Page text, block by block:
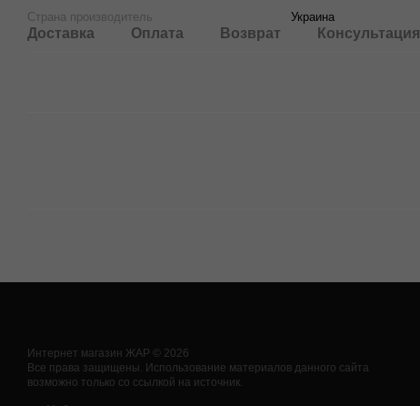
Страна производитель
Украина
Доставка Оплата Возврат Консультация
Интернет магазин ЖАР © 2026
Все права защищены. Использование материалов данного сайта
возможно только со ссылкой на источник.